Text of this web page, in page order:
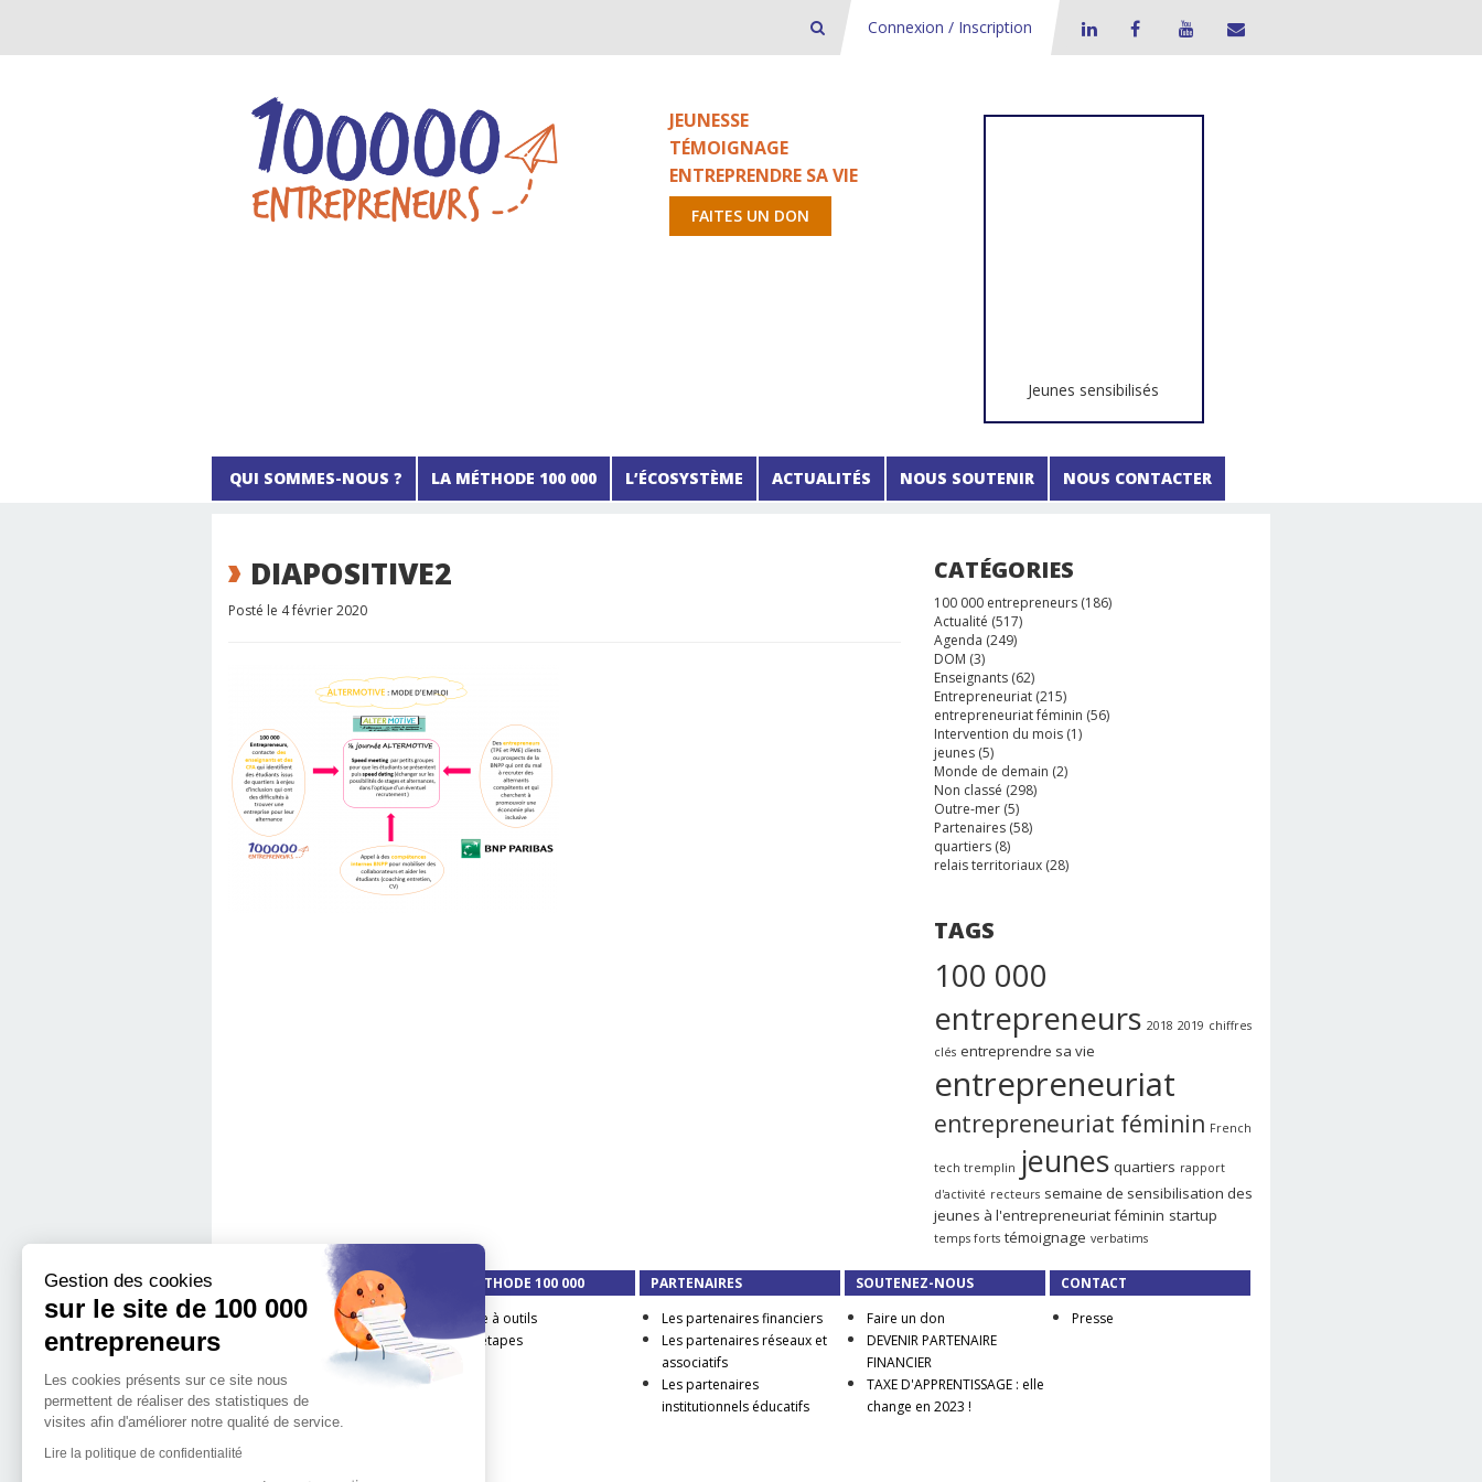
Connexion / Inscription
JEUNESSE
TÉMOIGNAGE
ENTREPRENDRE SA VIE
FAITES UN DON
Jeunes sensibilisés
QUI SOMMES-NOUS ? LA MÉTHODE 100 000 L’ÉCOSYSTÈME ACTUALITÉS NOUS SOUTENIR NOUS CONTACTER
DIAPOSITIVE2
Posté le 4 février 2020
CATÉGORIES
100 000 entrepreneurs(186)
Actualité (517)
Agenda (249)
DOM (3)
Enseignants(62)
Entrepreneuriat(215)
entrepreneuriat féminin (56)
Intervention du mois(1)
jeunes(5)
Monde de demain (2)
Non classé (298)
Outre-mer(5)
Partenaires(58)
quartiers(8)
relais territoriaux(28)
TAGS
100 000
entrepreneurs 2018 2019 chiffres
clés entreprendre sa vie
entrepreneuriat
entrepreneuriat féminin French
tech tremplin jeunes quartiers rapport
d'activité recteurs semaine de sensibilisation des
jeunes à l'entrepreneuriat féminin startup
temps forts témoignage verbatims
QUI SOMMES-NOUS ?
Notre impact
L'implantation
géographique de 100.000
entrepreneurs
L'équipe de 100 000
LA MÉTHODE 100 000
boite à outils
Les étapes
PARTENAIRES
Les partenaires financiers
Les partenaires réseaux et
associatifs
Les partenaires
institutionnels éducatifs
SOUTENEZ-NOUS
Faire un don
DEVENIR PARTENAIRE
FINANCIER
TAXE D'APPRENTISSAGE : elle
change en 2023 !
CONTACT
Presse
Gestion des cookies
sur le site de 100 000
entrepreneurs
Les cookies présents sur ce site nous
permettent de réaliser des statistiques de
visites afin d'améliorer notre qualité de service.
Lire la politique de confidentialité